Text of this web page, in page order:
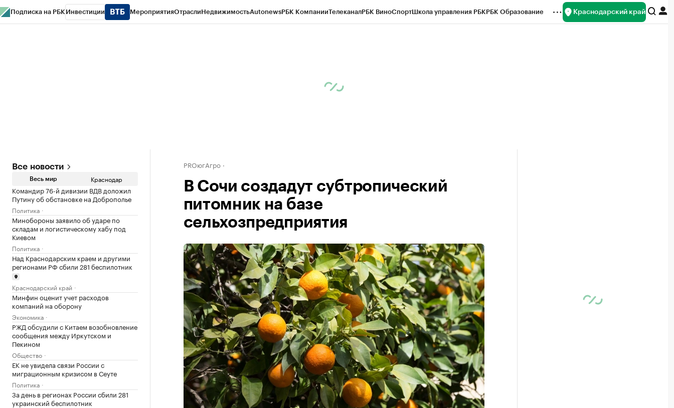
Подписка на РБК Инвестиции МероприятияОтраслиНедвижимостьAutonewsРБК КомпанииТелеканалРБК ВиноСпортШкола управления РБКРБК Образование Краснодарский край
Все новости
Весь мир Краснодар
Командир 76-й дивизии ВДВ доложил
Путину об обстановке на Доброполье
Политика
Минобороны заявило об ударе по
складам и логистическому хабу под
Киевом
Политика
Над Краснодарским краем и другими
регионами РФ сбили 281 беспилотник
Краснодарский край
Минфин оценит учет расходов
компаний на оборону
Экономика
РЖД обсудили с Китаем возобновление
сообщения между Иркутском и
Пекином
Общество
ЕК не увидела связи России с
миграционным кризисом в Сеуте
Политика
За день в регионах России сбили 281
украинский беспилотник
PROюгАгро
В Сочи создадут субтропический
питомник на базе
сельхозпредприятия